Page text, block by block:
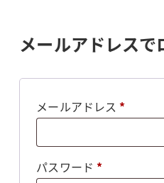
メールアドレスで
メールアドレス *必
パスワード *必